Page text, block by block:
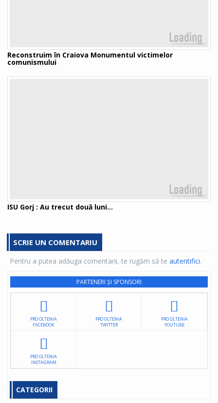
Reconstruim în Craiova Monumentul victimelor
comunismului
ISU Gorj : Au trecut două luni...
SCRIE UN COMENTARIU
Pentru a putea adăuga comentarii, te rugăm să te autentifici.
PARTENERI ȘI SPONSORI
PRO OLTENIA
FACEBOOK
PRO OLTENIA
TWITTER
PRO OLTENIA
YOUTUBE
PRO OLTENIA
INSTAGRAM
CATEGORII